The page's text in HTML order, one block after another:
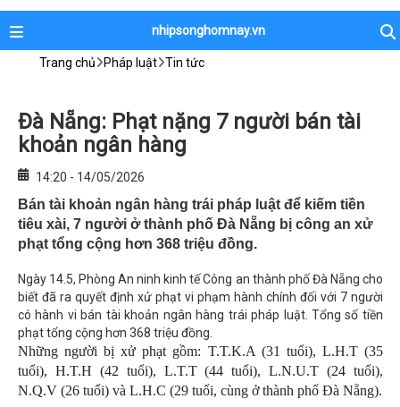
nhipsonghomnay.vn
Trang chủ Pháp luật Tin tức
Đà Nẵng: Phạt nặng 7 người bán tài
khoản ngân hàng
14:20 - 14/05/2026
Bán tài khoản ngân hàng trái pháp luật để kiếm tiền
tiêu xài, 7 người ở thành phố Đà Nẵng bị công an xử
phạt tổng cộng hơn 368 triệu đồng.
Ngày 14.5, Phòng An ninh kinh tế Công an thành phố Đà Nẵng cho
biết đã ra quyết định xử phạt vi phạm hành chính đối với 7 người
có hành vi bán tài khoản ngân hàng trái pháp luật. Tổng số tiền
phạt tổng cộng hơn 368 triệu đồng.
Những người bị xử phạt gồm: T.T.K.A (31 tuổi), L.H.T (35
tuổi), H.T.H (42 tuổi), L.T.T (44 tuổi), L.N.U.T (24 tuổi),
N.Q.V (26 tuổi) và L.H.C (29 tuổi, cùng ở thành phố Đà Nẵng).